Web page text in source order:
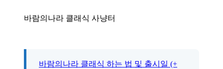
바람의나라 클래식 사냥터
바람의나라 클래식 하는 법 및 출시일 (+